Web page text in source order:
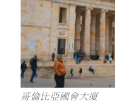
哥倫比亞國會大廈